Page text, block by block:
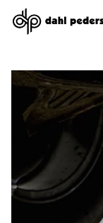
EX30
Modeller
Anmeldelser
Privatleasing
Tilbud
Modeller
Anmeldelser
Privatleasing